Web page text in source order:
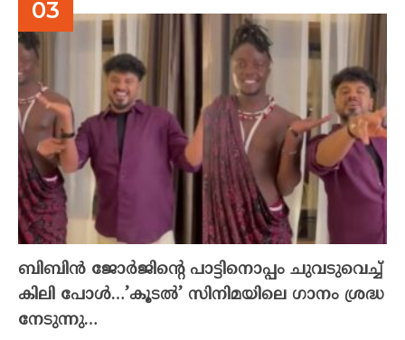
ബിബിൻ ജോർജിന്റെ പാട്ടിനൊപ്പം ചുവടുവെച്ച്
കിലി പോൾ…’കൂടൽ’ സിനിമയിലെ ഗാനം ശ്രദ്ധ
നേടുന്നു…